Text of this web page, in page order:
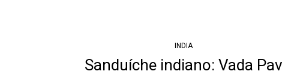
INDIA
Sanduíche indiano: Vada Pav